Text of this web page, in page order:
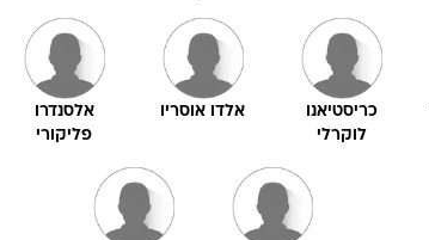
כריסטיאנו
לוקרלי
אלדו אוסריו
אלסנדרו
פליקורי